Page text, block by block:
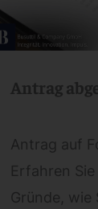
Antrag
Antrag auf
Erfahren
Gründe, wie